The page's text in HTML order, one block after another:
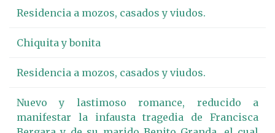
Residencia a mozos, casados y viudos.
Chiquita y bonita
Residencia a mozos, casados y viudos.
Nuevo y lastimoso romance, reducido a
manifestar la infausta tragedia de Francisca